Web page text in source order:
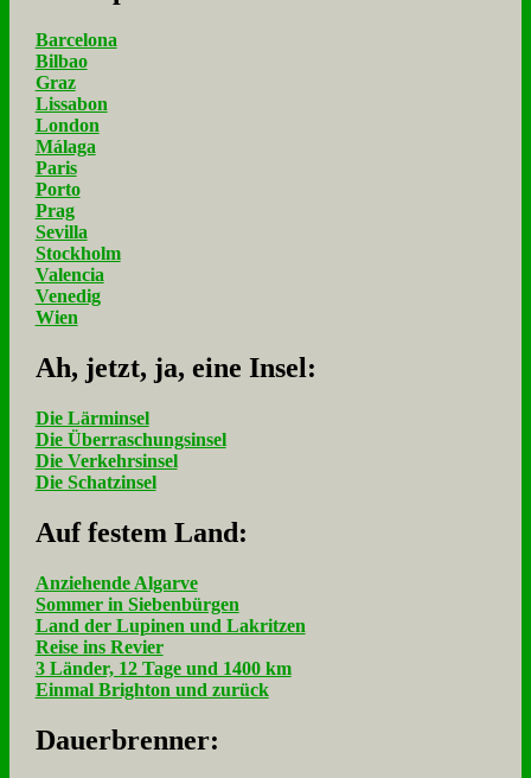
Barcelona
Bilbao
Graz
Lissabon
London
Málaga
Paris
Porto
Prag
Sevilla
Stockholm
Valencia
Venedig
Wien
Ah, jetzt, ja, ei­ne In­sel:
Die Lärminsel
Die Überraschungsinsel
Die Verkehrsinsel
Die Schatzinsel
Auf fe­stem Land:
Anziehende Algarve
Sommer in Siebenbürgen
Land der Lupinen und Lakritzen
Reise ins Revier
3 Länder, 12 Tage und 1400 km
Einmal Brighton und zurück
Dau­er­bren­ner: